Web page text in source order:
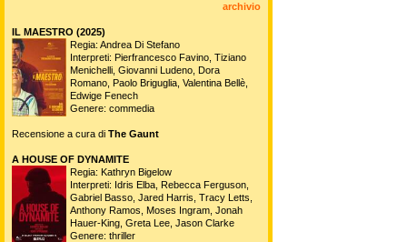
archivio
IL MAESTRO (2025)
Regia: Andrea Di Stefano
Interpreti: Pierfrancesco Favino, Tiziano
Menichelli, Giovanni Ludeno, Dora
Romano, Paolo Briguglia, Valentina Bellè,
Edwige Fenech
Genere: commedia
Recensione a cura di The Gaunt
A HOUSE OF DYNAMITE
Regia: Kathryn Bigelow
Interpreti: Idris Elba, Rebecca Ferguson,
Gabriel Basso, Jared Harris, Tracy Letts,
Anthony Ramos, Moses Ingram, Jonah
Hauer-King, Greta Lee, Jason Clarke
Genere: thriller